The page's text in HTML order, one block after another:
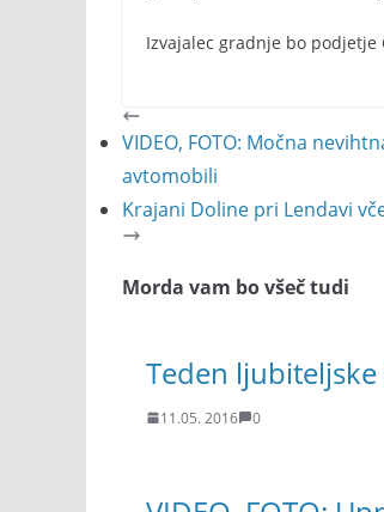
Izvajalec gradnje bo podjetje
VIDEO, FOTO: Močna
avtomobili
Krajani Doline pri Lendavi
Morda vam bo všeč tudi
Teden
11.05. 2016 0